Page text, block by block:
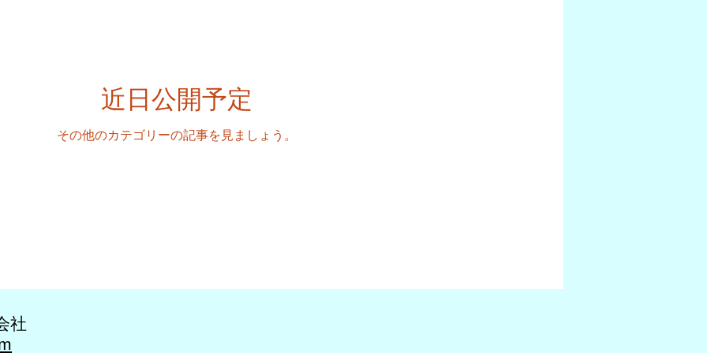
近日公開予定
その他のカテゴリーの記事を見ましょう。
社